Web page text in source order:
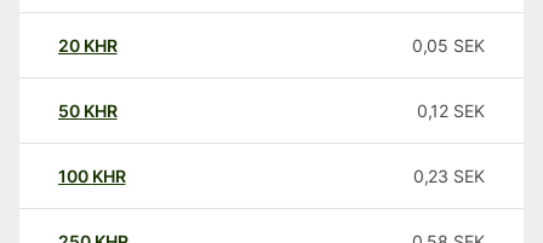
20 KHR 0,05 SEK
50 KHR 0,12 SEK
100 KHR 0,23 SEK